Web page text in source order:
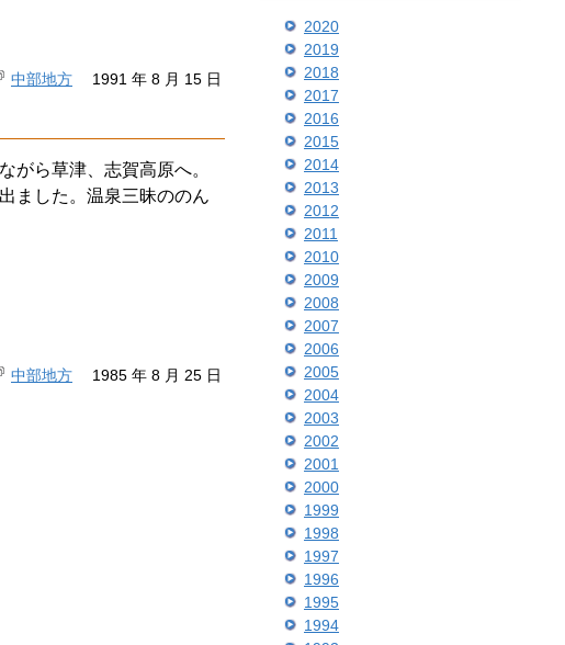
中部地方 1991 年 8 月 15 日
がら草津、志賀高原へ。
ました。温泉三昧ののん
中部地方 1985 年 8 月 25 日
2020
2019
2018
2017
2016
2015
2014
2013
2012
2011
2010
2009
2008
2007
2006
2005
2004
2003
2002
2001
2000
1999
1998
1997
1996
1995
1994